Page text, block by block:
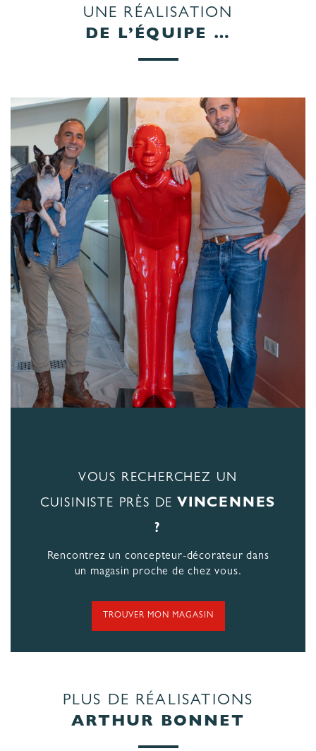
UNE RÉALISATION
DE L’ÉQUIPE …
VOUS RECHERCHEZ UN
CUISINISTE PRÈS DE VINCENNES
?
Rencontrez un concepteur-décorateur dans
un magasin proche de chez vous.
TROUVER MON MAGASIN
PLUS DE RÉALISATIONS
ARTHUR BONNET